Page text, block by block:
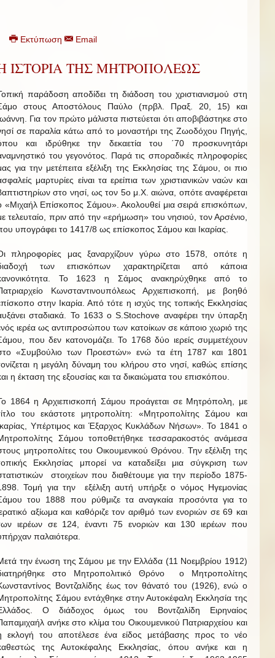
Εκτύπωση Email
ΙΣΤΟΡΙΑ ΤΗΣ ΜΗΤΡΟΠΟΛΕΩΣ
παράδοση αποδίδει τη διάδοση του χριστιανισμού στη
στους Αποστόλους Παύλο (πρβλ. Πραξ. 20, 15) και
Για τον πρώτο μάλιστα πιστεύεται ότι αποβιβάστηκε στο
σε παραλία κάτω από το μοναστήρι της Ζωοδόχου Πηγής,
και ιδρύθηκε την δεκαετία του ΄70 προσκυνητάρι
του γεγονότος. Παρά τις σποραδικές πληροφορίες
για την μετέπειτα εξέλιξη της Εκκλησίας της Σάμου, οι πιο
μαρτυρίες είναι τα ερείπια των χριστιανικών ναών και
στο νησί, ως τον 5ο μ.Χ. αιώνα, οπότε αναφέρεται
«Μιχαήλ Επίσκοπος Σάμου». Ακολουθεί μια σειρά επισκόπων,
τελευταίο, πριν από την «ερήμωση» του νησιού, τον Αρσένιο,
υπογράφει το 1417/8 ως επίσκοπος Σάμου και Ικαρίας.
πληροφορίες μας ξαναρχίζουν γύρω στο 1578, οπότε η
των επισκόπων χαρακτηρίζεται από κάποια
Το 1623 η Σάμος ανακηρύχθηκε από το
Κωνσταντινουπόλεως Αρχιεπισκοπή, με βοηθό
στην Ικαρία. Από τότε η ισχύς της τοπικής Εκκλησίας
σταδιακά. Το 1633 ο S.Stochove αναφέρει την ύπαρξη
ιερέα ως αντιπροσώπου των κατοίκων σε κάποιο χωριό της
που δεν κατονομάζει. Το 1768 δύο ιερείς συμμετέχουν
«Συμβούλιο των Προεστών» ενώ τα έτη 1787 και 1801
η μεγάλη δύναμη του κλήρου στο νησί, καθώς επίσης
η έκταση της εξουσίας και τα δικαιώματα του επισκόπου.
1864 η Αρχιεπισκοπή Σάμου προάγεται σε Μητρόπολη, με
του εκάστοτε μητροπολίτη: «Μητροπολίτης Σάμου και
Υπέρτιμος και Έξαρχος Κυκλάδων Νήσων». Το 1841 ο
Σάμου τοποθετήθηκε τεσσαρακοστός ανάμεσα
μητροπολίτες του Οικουμενικού Θρόνου. Την εξέλιξη της
Εκκλησίας μπορεί να καταδείξει μια σύγκριση των
στοιχείων που διαθέτουμε για την περίοδο 1875-
Τομή για την εξέλιξη αυτή υπήρξε ο νόμος Ηγεμονίας
του 1888 που ρύθμιζε τα αναγκαία προσόντα για το
αξίωμα και καθόριζε τον αριθμό των ενοριών σε 69 και
ιερέων σε 124, έναντι 75 ενοριών και 130 ιερέων που
παλαιότερα.
την ένωση της Σάμου με την Ελλάδα (11 Νοεμβρίου 1912)
στο Μητροπολιτικό Θρόνο ο Μητροπολίτης
Βοντζαλίδης έως τον θάνατό του (1926), ενώ ο
Σάμου εντάχθηκε στην Αυτοκέφαλη Εκκλησία της
Ο διάδοχος όμως του Βοντζαλίδη Ειρηναίος
ανήκε στο κλίμα του Οικουμενικού Πατριαρχείου και
εκλογή του αποτέλεσε ένα είδος μετάβασης προς το νέο
της Αυτοκέφαλης Εκκλησίας, όπου ανήκε και η